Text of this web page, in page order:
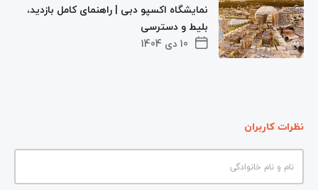
10 دی 1404
نمایشگاه اکسپو دبی | راهنمای کامل بازدید،
بلیط و دسترسی
نظرات کاربران